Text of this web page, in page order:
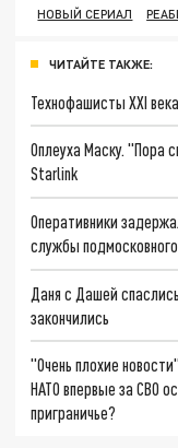
НОВЫЙ СЕРИАЛ
ЧИТАЙТЕ ТАКЖЕ:
Технофашисты XXI века
Оплеуха Маску. "Пора
Starlink
Оперативники
службы
Даня с Дашей
закончились
"Очень плохие
НАТО впервые за СВО
приграничье?